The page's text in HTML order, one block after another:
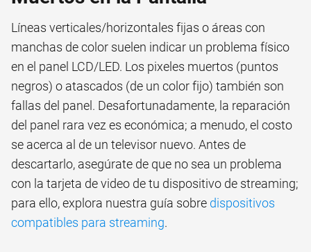
Líneas verticales/horizontales fijas o áreas con
manchas de color suelen indicar un problema físico
en el panel LCD/LED. Los pixeles muertos (puntos
negros) o atascados (de un color fijo) también son
fallas del panel. Desafortunadamente, la reparación
del panel rara vez es económica; a menudo, el costo
se acerca al de un televisor nuevo. Antes de
descartarlo, asegúrate de que no sea un problema
con la tarjeta de video de tu dispositivo de streaming;
para ello, explora nuestra guía sobre dispositivos
compatibles para streaming.